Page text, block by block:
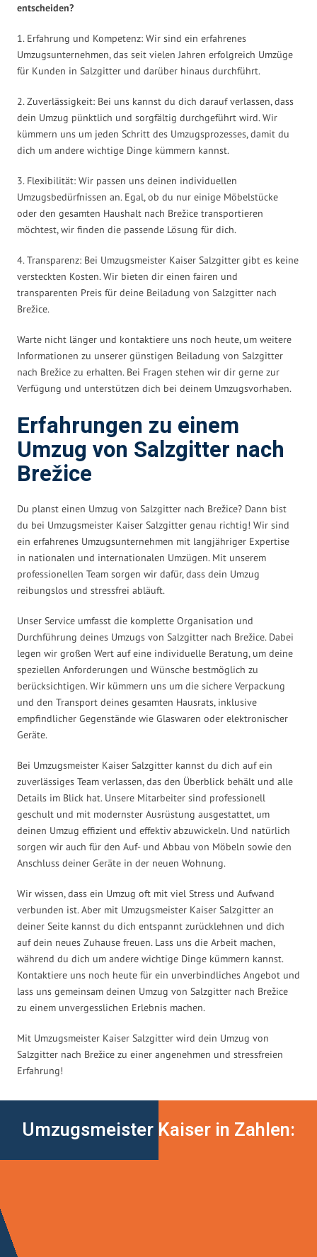
entscheiden?
1. Erfahrung und Kompetenz: Wir sind ein erfahrenes
Umzugsunternehmen, das seit vielen Jahren erfolgreich Umzüge
für Kunden in Salzgitter und darüber hinaus durchführt.
2. Zuverlässigkeit: Bei uns kannst du dich darauf verlassen, dass
dein Umzug pünktlich und sorgfältig durchgeführt wird. Wir
kümmern uns um jeden Schritt des Umzugsprozesses, damit du
dich um andere wichtige Dinge kümmern kannst.
3. Flexibilität: Wir passen uns deinen individuellen
Umzugsbedürfnissen an. Egal, ob du nur einige Möbelstücke
oder den gesamten Haushalt nach Brežice transportieren
möchtest, wir finden die passende Lösung für dich.
4. Transparenz: Bei Umzugsmeister Kaiser Salzgitter gibt es keine
versteckten Kosten. Wir bieten dir einen fairen und
transparenten Preis für deine Beiladung von Salzgitter nach
Brežice.
Warte nicht länger und kontaktiere uns noch heute, um weitere
Informationen zu unserer günstigen Beiladung von Salzgitter
nach Brežice zu erhalten. Bei Fragen stehen wir dir gerne zur
Verfügung und unterstützen dich bei deinem Umzugsvorhaben.
Erfahrungen zu einem
Umzug von Salzgitter nach
Brežice
Du planst einen Umzug von Salzgitter nach Brežice? Dann bist
du bei Umzugsmeister Kaiser Salzgitter genau richtig! Wir sind
ein erfahrenes Umzugsunternehmen mit langjähriger Expertise
in nationalen und internationalen Umzügen. Mit unserem
professionellen Team sorgen wir dafür, dass dein Umzug
reibungslos und stressfrei abläuft.
Unser Service umfasst die komplette Organisation und
Durchführung deines Umzugs von Salzgitter nach Brežice. Dabei
legen wir großen Wert auf eine individuelle Beratung, um deine
speziellen Anforderungen und Wünsche bestmöglich zu
berücksichtigen. Wir kümmern uns um die sichere Verpackung
und den Transport deines gesamten Hausrats, inklusive
empfindlicher Gegenstände wie Glaswaren oder elektronischer
Geräte.
Bei Umzugsmeister Kaiser Salzgitter kannst du dich auf ein
zuverlässiges Team verlassen, das den Überblick behält und alle
Details im Blick hat. Unsere Mitarbeiter sind professionell
geschult und mit modernster Ausrüstung ausgestattet, um
deinen Umzug effizient und effektiv abzuwickeln. Und natürlich
sorgen wir auch für den Auf- und Abbau von Möbeln sowie den
Anschluss deiner Geräte in der neuen Wohnung.
Wir wissen, dass ein Umzug oft mit viel Stress und Aufwand
verbunden ist. Aber mit Umzugsmeister Kaiser Salzgitter an
deiner Seite kannst du dich entspannt zurücklehnen und dich
auf dein neues Zuhause freuen. Lass uns die Arbeit machen,
während du dich um andere wichtige Dinge kümmern kannst.
Kontaktiere uns noch heute für ein unverbindliches Angebot und
lass uns gemeinsam deinen Umzug von Salzgitter nach Brežice
zu einem unvergesslichen Erlebnis machen.
Mit Umzugsmeister Kaiser Salzgitter wird dein Umzug von
Salzgitter nach Brežice zu einer angenehmen und stressfreien
Erfahrung!
Umzugsmeister Kaiser in Zahlen: